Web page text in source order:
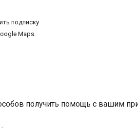
подписку
Maps.
получить помощь с вашим
.